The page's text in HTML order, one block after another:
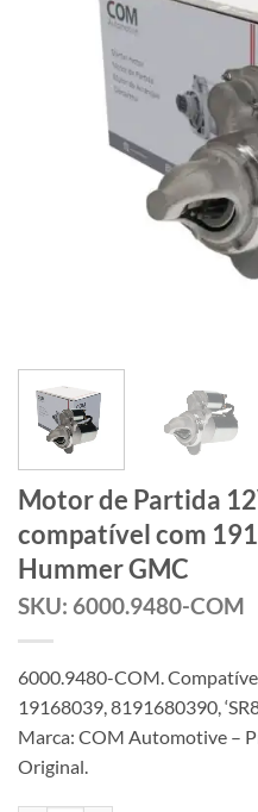
Motor de Partida
compatível com
Hummer GMC
SKU: 6000.9480-COM
6000.9480-COM.
19168039, 8191680390,
Marca: COM Automotive –
Original.